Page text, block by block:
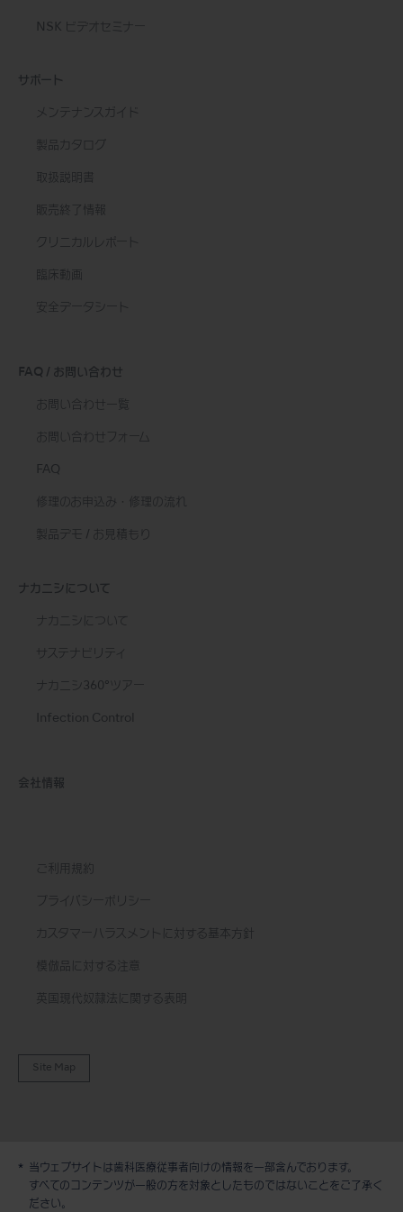
デモ / 見積依頼
NSK ビデオセミナー
サポート
メンテナンスガイド
製品カタログ
取扱説明書
販売終了情報
クリニカルレポート
臨床動画
安全データシート
FAQ / お問い合わせ
お問い合わせ一覧
お問い合わせフォーム
FAQ
修理のお申込み・修理の流れ
製品デモ / お見積もり
ナカニシについて
ナカニシについて
サステナビリティ
ナカニシ360°ツアー
Infection Control
会社情報
ご利用規約
プライバシーポリシー
カスタマーハラスメントに対する基本方針
模倣品に対する注意
英国現代奴隷法に関する表明
Site Map
当ウェブサイトは歯科医療従事者向けの情報を一部含んでおります。
すべてのコンテンツが一般の方を対象としたものではないことをご了承く
ださい。